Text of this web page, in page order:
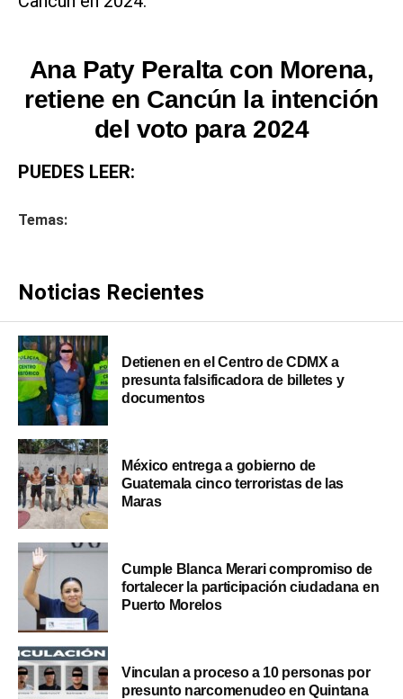
Ana Paty Peralta con Morena,
retiene en Cancún la intención
del voto para 2024
PUEDES LEER:
Temas:
Noticias Recientes
Detienen en el Centro de CDMX a
presunta falsificadora de billetes y
documentos
México entrega a gobierno de
Guatemala cinco terroristas de las
Maras
Cumple Blanca Merari compromiso de
fortalecer la participación ciudadana en
Puerto Morelos
Vinculan a proceso a 10 personas por
presunto narcomenudeo en Quintana